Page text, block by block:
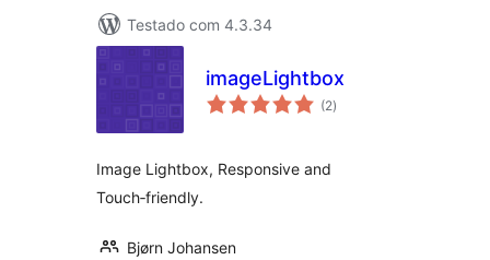
Testado com 4.3.34
imageLightbox
(2total
de
)
Image Lightbox, Responsive and
Touch‑friendly.
Bjørn Johansen